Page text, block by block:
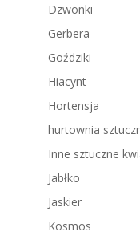
Dzwonki
Gerbera
Goździki
Hiacynt
Hortensja
hurtownia
Inne sztuczne
Jabłko
Jaskier
Kosmos